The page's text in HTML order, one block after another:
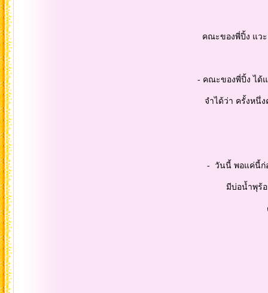
คณะของพี่ปิ้ง แวะ นมัสการหลวง
- คณะของพี่ปิ้ง ได้แวะ นมัสการ
จำได้ว่า ครั้งหนึ่งคณะของพวก
- วันนี้ พอแค่นี้ก่อน ไว้ พี่ปิ้ง จะ
มีบ่อน้ำพุร้อน ได้อาบน้ำพุ
ด้วยความคิ